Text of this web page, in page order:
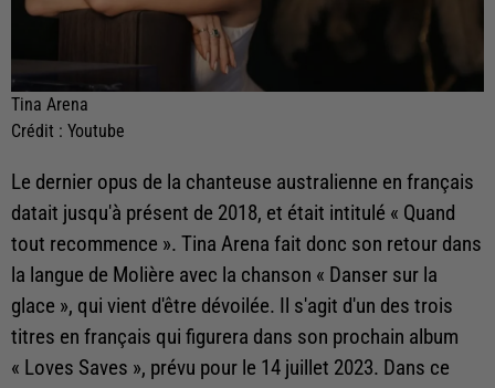
Tina Arena
Crédit : Youtube
Le dernier opus de la chanteuse australienne en français
datait jusqu'à présent de 2018, et était intitulé « Quand
tout recommence ». Tina Arena fait donc son retour dans
la langue de Molière avec la chanson « Danser sur la
glace », qui vient d'être dévoilée. Il s'agit d'un des trois
titres en français qui figurera dans son prochain album
« Loves Saves », prévu pour le 14 juillet 2023. Dans ce